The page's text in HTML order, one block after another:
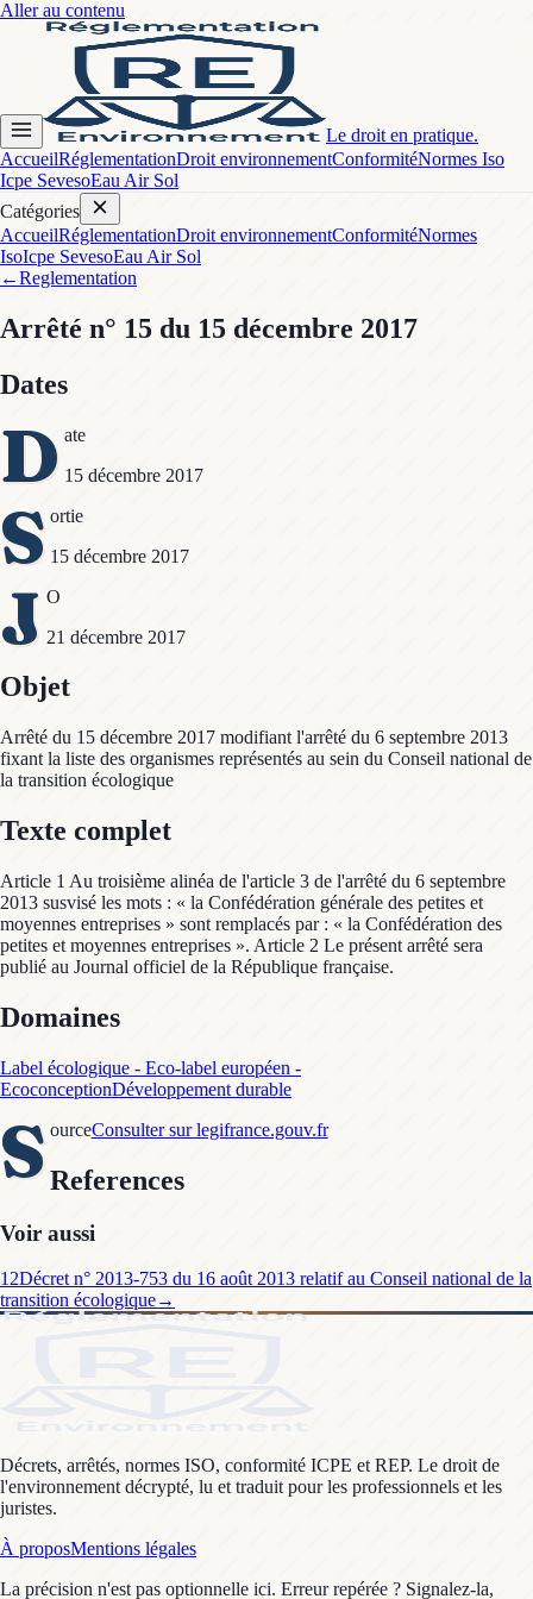
Aller au contenu
Le droit en pratique.
AccueilRéglementationDroit environnementConformitéNormes Iso
Icpe SevesoEau Air Sol
Catégories
AccueilRéglementationDroit environnementConformitéNormes
IsoIcpe SevesoEau Air Sol
←Reglementation
Arrêté n° 15 du 15 décembre 2017
Dates
D ate
15 décembre 2017
S ortie
15 décembre 2017
J O
21 décembre 2017
Objet
Arrêté du 15 décembre 2017 modifiant l'arrêté du 6 septembre 2013
fixant la liste des organismes représentés au sein du Conseil national de
la transition écologique
Texte complet
Article 1 Au troisième alinéa de l'article 3 de l'arrêté du 6 septembre
2013 susvisé les mots : « la Confédération générale des petites et
moyennes entreprises » sont remplacés par : « la Confédération des
petites et moyennes entreprises ». Article 2 Le présent arrêté sera
publié au Journal officiel de la République française.
Domaines
Label écologique - Eco-label européen -
EcoconceptionDéveloppement durable
S ourceConsulter sur legifrance.gouv.fr
References
Voir aussi
12Décret n° 2013-753 du 16 août 2013 relatif au Conseil national de la
transition écologique→
Décrets, arrêtés, normes ISO, conformité ICPE et REP. Le droit de
l'environnement décrypté, lu et traduit pour les professionnels et les
juristes.
À proposMentions légales
La précision n'est pas optionnelle ici. Erreur repérée ? Signalez-la,